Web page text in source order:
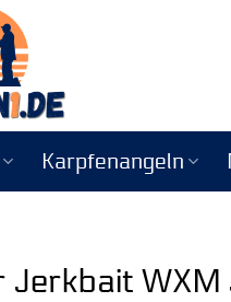
Karpfenangeln
Jerkbait WXM